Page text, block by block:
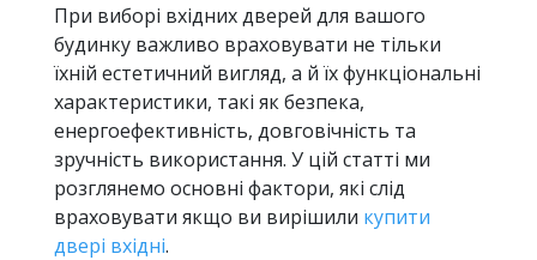
При виборі вхідних дверей для вашого
будинку важливо враховувати не тільки
їхній естетичний вигляд, а й їх функціональні
характеристики, такі як безпека,
енергоефективність, довговічність та
зручність використання. У цій статті ми
розглянемо основні фактори, які слід
враховувати якщо ви вирішили купити
двері вхідні.